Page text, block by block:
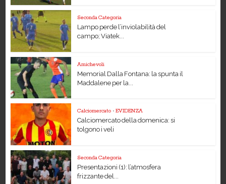
Seconda Categoria
Lampo perde l’inviolabilità del
campo; Viatek...
Amichevoli
Memorial Dalla Fontana: la spunta il
Maddalene per la...
Calciomercato • EVIDENZA
Calciomercato della domenica: si
tolgono i veli
Seconda Categoria
Presentazioni (1): l’atmosfera
frizzante del...